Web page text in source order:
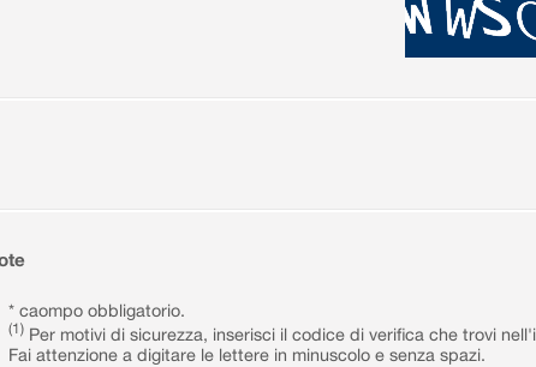
* caompo obbligatorio.
(1) Per motivi di sicurezza, inserisci il codice di verifica che trovi
Fai attenzione a digitare le lettere in minuscolo e senza spazi.